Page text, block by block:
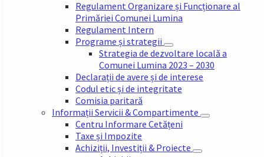
Regulament Organizare și Funcționare al
Primăriei Comunei Lumina
Regulament Intern
Programe și strategii
Strategia de dezvoltare locală a
Comunei Lumina 2023 – 2030
Declarații de avere și de interese
Codul etic și de integritate
Comisia paritară
Informații Servicii & Compartimente
Centru Informare Cetățeni
Taxe și Impozite
Achiziții, Investiții & Proiecte